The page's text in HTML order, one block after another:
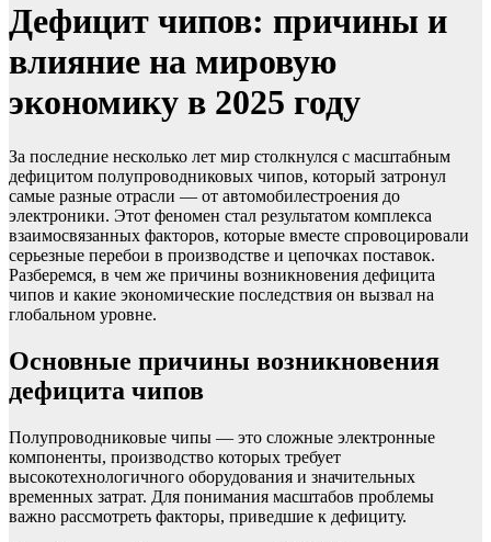
Дефицит чипов: причины и
влияние на мировую
экономику в 2025 году
За последние несколько лет мир столкнулся с масштабным
дефицитом полупроводниковых чипов, который затронул
самые разные отрасли — от автомобилестроения до
электроники. Этот феномен стал результатом комплекса
взаимосвязанных факторов, которые вместе спровоцировали
серьезные перебои в производстве и цепочках поставок.
Разберемся, в чем же причины возникновения дефицита
чипов и какие экономические последствия он вызвал на
глобальном уровне.
Основные причины возникновения
дефицита чипов
Полупроводниковые чипы — это сложные электронные
компоненты, производство которых требует
высокотехнологичного оборудования и значительных
временных затрат. Для понимания масштабов проблемы
важно рассмотреть факторы, приведшие к дефициту.